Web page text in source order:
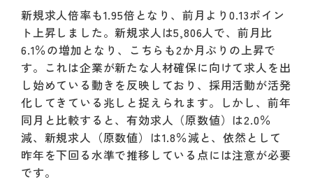
新規求人倍率も1.95倍となり、前月より0.13ポイン
ト上昇しました。新規求人は5,806人で、前月比
6.1％の増加となり、こちらも2か月ぶりの上昇で
す。これは企業が新たな人材確保に向けて求人を出
し始めている動きを反映しており、採用活動が活発
化してきている兆しと捉えられます。しかし、前年
同月と比較すると、有効求人（原数値）は2.0％
減、新規求人（原数値）は1.8％減と、依然として
昨年を下回る水準で推移している点には注意が必要
です。